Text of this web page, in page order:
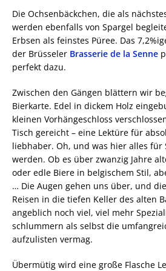
Die Ochsenbäckchen, die als
werden ebenfalls von Spargel
Erbsen als feinstes Püree. Das
der Brüsseler Brasserie de la Senne
perfekt dazu.
Zwischen den Gängen blättern wir
Bierkarte. Edel in dickem Holz
kleinen Vorhängeschloss
Tisch gereicht – eine Lektüre für
liebhaber. Oh, und was hier alles für
werden. Ob es über zwanzig Jahre
oder edle Biere in belgischem Stil,
… Die Augen gehen uns über, und
Reisen in die tiefen Keller des alten
angeblich noch viel, viel mehr
schlummern als selbst die
aufzulisten vermag.
Übermütig wird eine große Flasche